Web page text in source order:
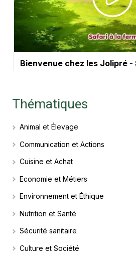
Bienvenue chez les Jolipré
Thématiques
Animal et Élevage
Communication et Actions
Cuisine et Achat
Economie et Métiers
Environnement et Éthique
Nutrition et Santé
Sécurité sanitaire
Culture et Société